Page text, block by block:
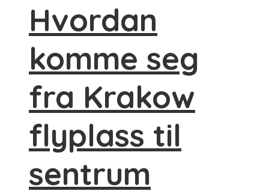
Hvordan
komme seg
fra Krakow
flyplass til
sentrum